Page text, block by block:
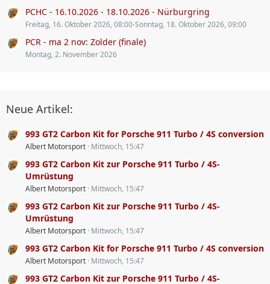
PCHC - 16.10.2026 - 18.10.2026 - Nürburgring
Freitag, 16. Oktober 2026, 08:00-Sonntag, 18. Oktober 2026, 09:00
PCR - ma 2 nov: Zolder (finale)
Montag, 2. November 2026
Neue Artikel:
993 GT2 Carbon Kit for Porsche 911 Turbo / 4S conversion
Albert Motorsport Mittwoch, 15:47
993 GT2 Carbon Kit zur Porsche 911 Turbo / 4S-
Umrüstung
Albert Motorsport Mittwoch, 15:47
993 GT2 Carbon Kit zur Porsche 911 Turbo / 4S-
Umrüstung
Albert Motorsport Mittwoch, 15:47
993 GT2 Carbon Kit for Porsche 911 Turbo / 4S conversion
Albert Motorsport Mittwoch, 15:47
993 GT2 Carbon Kit zur Porsche 911 Turbo / 4S-